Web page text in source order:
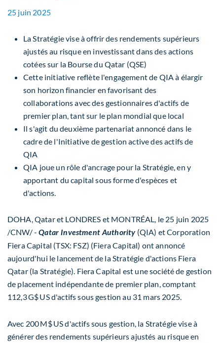
25 juin 2025
La Stratégie vise à offrir des rendements supérieurs
ajustés au risque en investissant dans des actions
cotées sur la Bourse du Qatar (QSE)
Cette initiative reflète l'engagement de QIA à élargir
son horizon financier en favorisant des
collaborations avec des gestionnaires d'actifs de
premier plan, tant sur le plan mondial que local
Il s'agit du deuxième partenariat annoncé dans le
cadre de l'Initiative de gestion active des actifs de
QIA
QIA joue un rôle d'ancrage pour la Stratégie, en y
apportant du capital sous forme d'espèces et
d'actions.
DOHA, Qataret LONDRES et MONTRÉAL, le 25 juin 2025
/CNW/ -Qatar Investment Authority (QIA) et Corporation
Fiera Capital (TSX: FSZ) (Fiera Capital) ont annoncé
aujourd'hui le lancement de la Stratégie d'actions Fiera
Qatar (la Stratégie). Fiera Capital est une société de gestion
de placement indépendante de premier plan, comptant
112,3 G$ US d'actifs sous gestion au 31 mars 2025.
Avec 200 M$ US d'actifs sous gestion, la Stratégie vise à
générer des rendements supérieurs ajustés au risque en